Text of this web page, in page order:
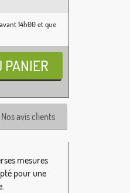
14h00 et que
Nos avis clients
mesures
pour une